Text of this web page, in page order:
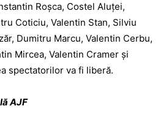
Roșca, Costel Alu­ței,
Coticiu, Valentin Stan, Silviu
Dumitru Marcu, Valentin Cerbu,
Mircea, Valentin Cramer și
spectatorilor va fi liberă.
AJF